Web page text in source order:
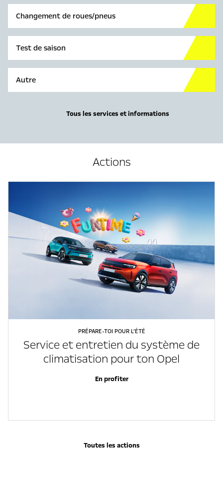
Changement de roues/pneus
Test de saison
Autre
Tous les services et informations
Actions
PRÉPARE-TOI POUR L’ÉTÉ
Service et entretien du système de
climatisation pour ton Opel
En profiter
Toutes les actions